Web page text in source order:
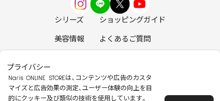
シリーズ ショッピングガイド
美容情報 よくあるご質問
プライバシー
Naris ONLINE STOREは、コンテンツや広告のカスタ
マイズと広告効果の測定、ユーザー体験の向上を目
的にクッキー及び類似の技術を使用しています。